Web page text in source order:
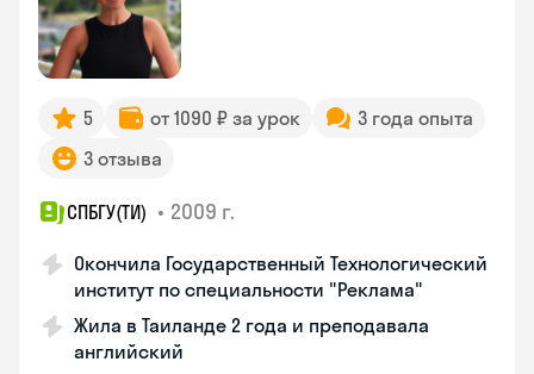
5 от 1090 ₽ за урок
3 года опыта
3 отзыва
СПБГУ(ТИ) • 2009 г.
Окончила Государственный Технологический
институт по специальности "Реклама"
Жила в Таиланде 2 года и преподавала
английский